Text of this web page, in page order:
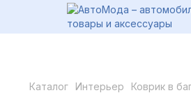
Каталог Интерьер Коврик в